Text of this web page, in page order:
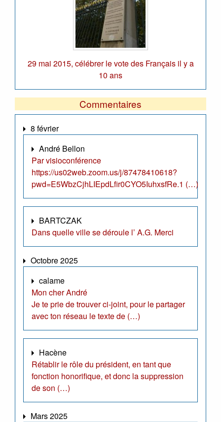
29 mai 2015, célébrer le vote des Français il y a
10 ans
Commentaires
8 février
André Bellon
Par visioconférence
https://us02web.zoom.us/j/87478410618?
pwd=E5WbzCjhLIEpdLfir0CYO5IuhxsfRe.1 (…)
BARTCZAK
Dans quelle ville se déroule l’ A.G. Merci
Octobre 2025
calame
Mon cher André
Je te prie de trouver ci-joint, pour le partager
avec ton réseau le texte de (…)
Hacène
Rétablir le rôle du président, en tant que
fonction honorifique, et donc la suppression
de son (…)
Mars 2025